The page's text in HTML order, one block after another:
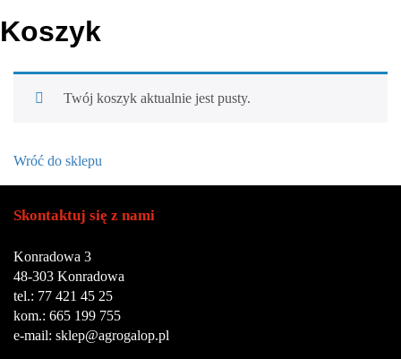
Koszyk
Twój koszyk aktualnie jest pusty.
Wróć do sklepu
Skontaktuj się z nami
Konradowa 3
48-303 Konradowa
tel.: 77 421 45 25
kom.: 665 199 755
e-mail: sklep@agrogalop.pl